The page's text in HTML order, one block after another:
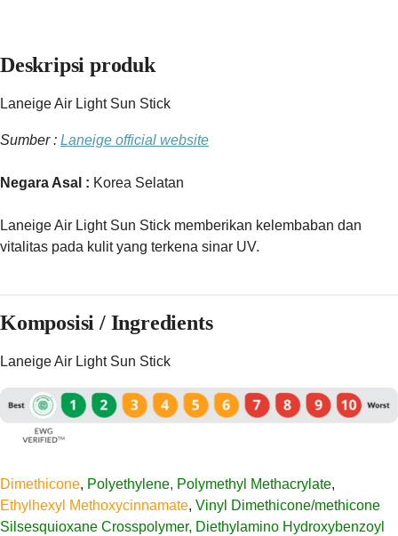
Deskripsi produk
Laneige Air Light Sun Stick
Sumber : Laneige official website
Negara Asal : Korea Selatan
Laneige Air Light Sun Stick memberikan kelembaban dan
vitalitas pada kulit yang terkena sinar UV.
Komposisi / Ingredients
Laneige Air Light Sun Stick
Dimethicone, Polyethylene, Polymethyl Methacrylate,
Ethylhexyl Methoxycinnamate, Vinyl Dimethicone/methicone
Silsesquioxane Crosspolymer, Diethylamino Hydroxybenzoyl